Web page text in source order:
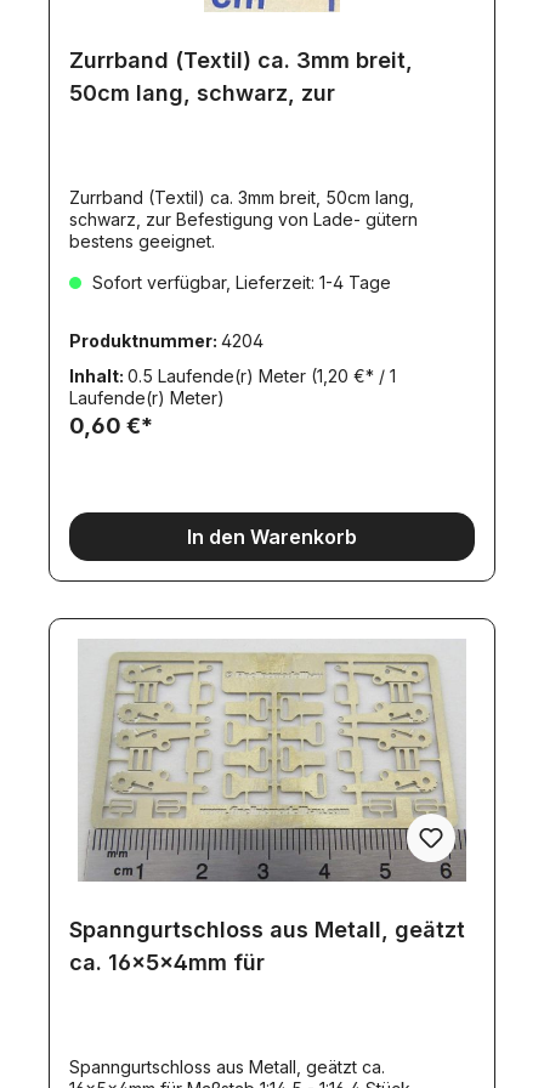
Zurrband (Textil) ca. 3mm breit,
50cm lang, schwarz, zur
Zurrband (Textil) ca. 3mm breit, 50cm lang,
schwarz, zur Befestigung von Lade- gütern
bestens geeignet.
Sofort verfügbar, Lieferzeit: 1-4 Tage
Produktnummer: 4204
Inhalt: 0.5 Laufende(r) Meter (1,20 €* / 1
Laufende(r) Meter)
0,60 €*
In den Warenkorb
Spanngurtschloss aus Metall, geätzt
ca. 16x5x4mm für
Spanngurtschloss aus Metall, geätzt ca.